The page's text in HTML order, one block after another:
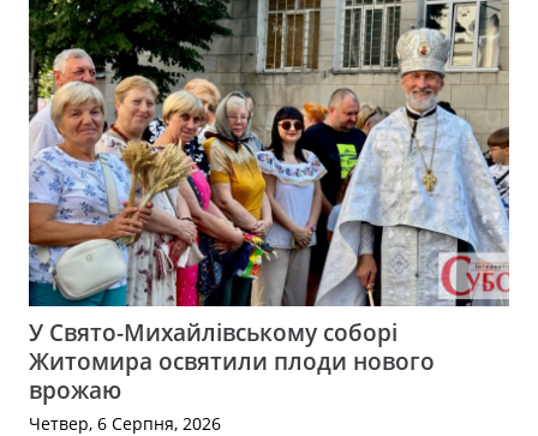
У Свято-Михайлівському соборі
Житомира освятили плоди нового
врожаю
Четвер, 6 Серпня, 2026